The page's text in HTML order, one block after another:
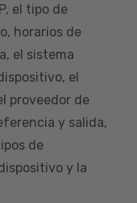
el tipo de
horarios de
el sistema
el
proveedor de
y salida,
de
y la